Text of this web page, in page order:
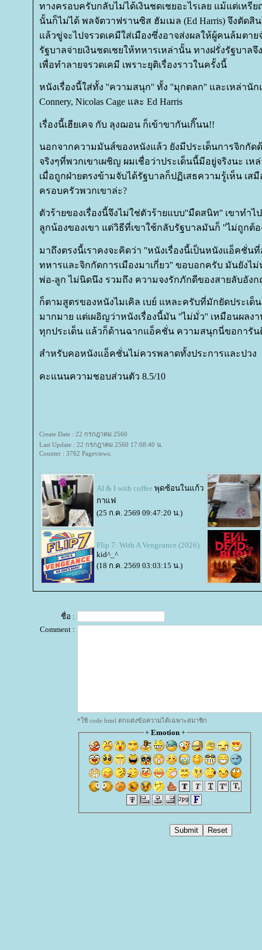
ทางครอบครับกลับไม่ได้เงินชดเชยอะไรเลย แม้แต่เห
นั้นก็ไม่ได้ พลจัตวาฟรานซิส ฮัมเมล (Ed Harris) จึงตัดสิ
ล้วขู่จะไปจรวดเคมีใส่เมืองซึ่งอาจส่งผลให้ผู้คนล้มตาย
รัฐบาลจ่ายเงินชดเชยให้ทหารเหล่านั้น ทางฝรั่งรัฐบาลจึ
เพื่อทำลายจรวดเคมี เพราะยุติเรื่องราวในครั้งนี้
หนังเรื่องนี้ใส่ทั้ง ''ความสนุก'' ทั้ง ''มุกตลก'' และเหล่านั
Connery, Nicolas Cage และ Ed Harris
เรื่องนี้เฮียเคจ กับ ลุงฌอน ก็เข้าขากันเกิ๊นน!!
นอกจากความมันส์ของหนังแล้ว ยังมีประเด็นการจิกกัด
จริงๆที่พวกเขาเผชิญ ผมเชื่อว่าประเด็นนี้มีอยู่จริงนะ เ
เมื่อถูกฝ่ายตรงข้ามจับได้รัฐบาลก็ปฏิเสธความรู้เห็น เส
ครอบครัวพวกเขาล่ะ?
ตัวร้ายของเรื่องนี้จึงไม่ใช่ตัวร้ายแบบ''มืดสนิท'' เขาทำไ
ลูกน้องของเขา แต่วิธีที่เขาใช้กลับรัฐบาลมันก็ ''ไม่ถูกต้
มาถึงตรงนี้เราคงจะคิดว่า ''หนังเรื่องนี้เป็นหนังแอ็คชั่น
ทหารและจิกกัดการเมืองมาเกี่ยว'' ขอบอกครับ มันยังไ
พ่อ-ลูก ไม่นิดนึง รวมถึง ความจงรักภักดีของสายลับอัง
ก็ตามสูตรของหนังไมเคิล เบย์ แหละครับที่มักยัดประเด็
มากมาย แต่เผอิญว่าหนังเรื่องนี้มัน ''ไม่มั่ว'' เหมือนผลง
ทุกประเด็น แล้วก็ด้านฉากแอ็คชั่น ความสนุกนี่ขอการัน
สำหรับคอหนังแอ็คชั่นไม่ควรพลาดทั้งประการและปวง
คะแนนความชอบส่วนตัว 8.5/10
Create Date : 22 กรกฎาคม 2560
Last Update : 22 กรกฎาคม 2560 17:08:40 น.
Counter : 3762 Pageviews.
AI & I with coffee พุดซ้อนในแก้ว
กาแฟ
(25 ก.ค. 2569 09:47:20 น.)
Flip 7: With A Vengeance (2026)
kid^_^
(18 ก.ค. 2569 03:03:15 น.)
ชื่อ :
Comment :
*ใช้ code html ตกแต่งข้อความได้เฉพาะสมาชิก
+ Emotion+